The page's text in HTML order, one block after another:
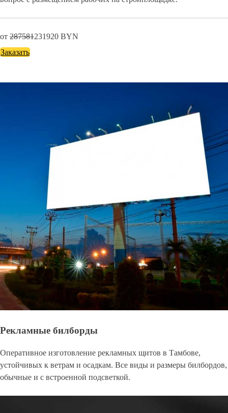
от 287581231920 BYN
Заказать
Рекламные билборды
Оперативное изготовление рекламных щитов в Тамбове,
устойчивых к ветрам и осадкам. Все виды и размеры билбордов,
обычные и с встроенной подсветкой.